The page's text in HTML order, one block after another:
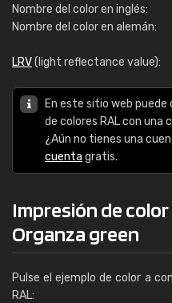
Nombre del color en inglés:
Nombre del color en alemán:
LRV(light reflectance value):
En este sitio web
de colores RAL con una
¿Aún no tienes una
cuenta gratis.
Impresión de color
Organza green
Pulse el ejemplo de color a
RAL: